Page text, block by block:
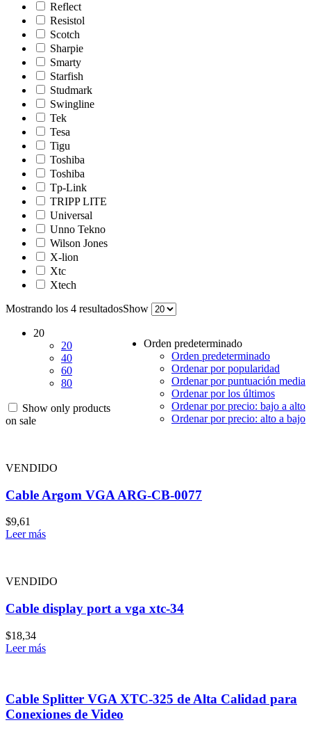
Reflect
Resistol
Scotch
Sharpie
Smarty
Starfish
Studmark
Swingline
Tek
Tesa
Tigu
Toshiba
Toshiba
Tp-Link
TRIPP LITE
Universal
Unno Tekno
Wilson Jones
X-lion
Xtc
Xtech
Mostrando los 4 resultados
Orden predeterminado
Orden predeterminado
Ordenar por popularidad
Ordenar por puntuación media
Ordenar por los últimos
Ordenar por precio: bajo a alto
Ordenar por precio: alto a bajo
Show
20
20
40
60
80
Show only products
on sale
VENDIDO
Cable Argom VGA ARG-CB-0077
$9,61
Leer más
VENDIDO
Cable display port a vga xtc-34
$18,34
Leer más
Cable Splitter VGA XTC-325 de Alta Calidad para
Conexiones de Video